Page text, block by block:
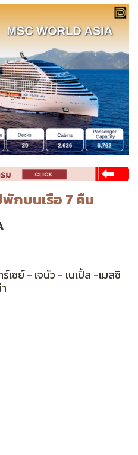
กบนเรือ 7 คืน
เซย์ - เจนัว - เนเปิ้ล -เมสซิ